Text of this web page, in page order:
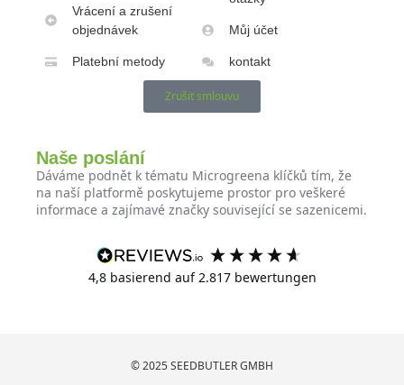
Vrácení a zrušení
objednávek
Platební metody
Můj účet
kontakt
Zrušit smlouvu
Naše poslání
Dáváme podnět k tématu Microgreena klíčků tím, že
na naší platformě poskytujeme prostor pro veškeré
informace a zajímavé značky související se sazenicemi.
4,8 basierend auf 2.817bewertungen
© 2025 SEEDBUTLER GMBH